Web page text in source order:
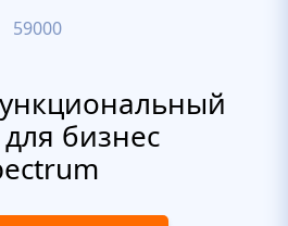
59000
бизнес